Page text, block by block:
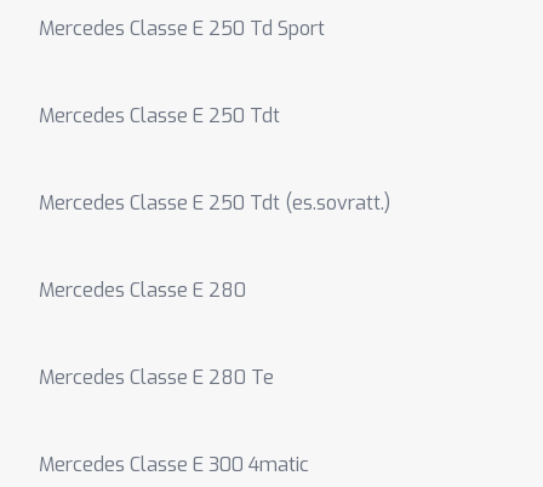
Mercedes Classe E 250 Td Sport
Mercedes Classe E 250 Tdt
Mercedes Classe E 250 Tdt (es.sovratt.)
Mercedes Classe E 280
Mercedes Classe E 280 Te
Mercedes Classe E 300 4matic